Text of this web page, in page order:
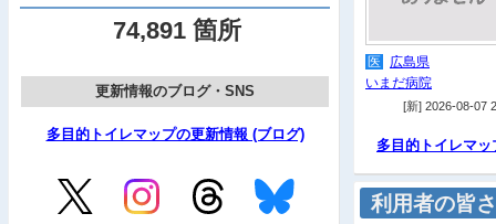
医
広島県
いまだ病院
[新] 2026-08-07
多目的トイレマ
利用者の皆
74,891 箇所
更新情報のブログ・SNS
多目的トイレマップの更新情報 (ブログ)